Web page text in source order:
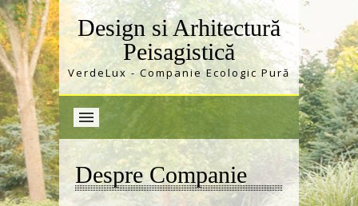
Design si Arhitectură
Peisagistică
VerdeLux - Companie Ecologic Pură
Despre Companie